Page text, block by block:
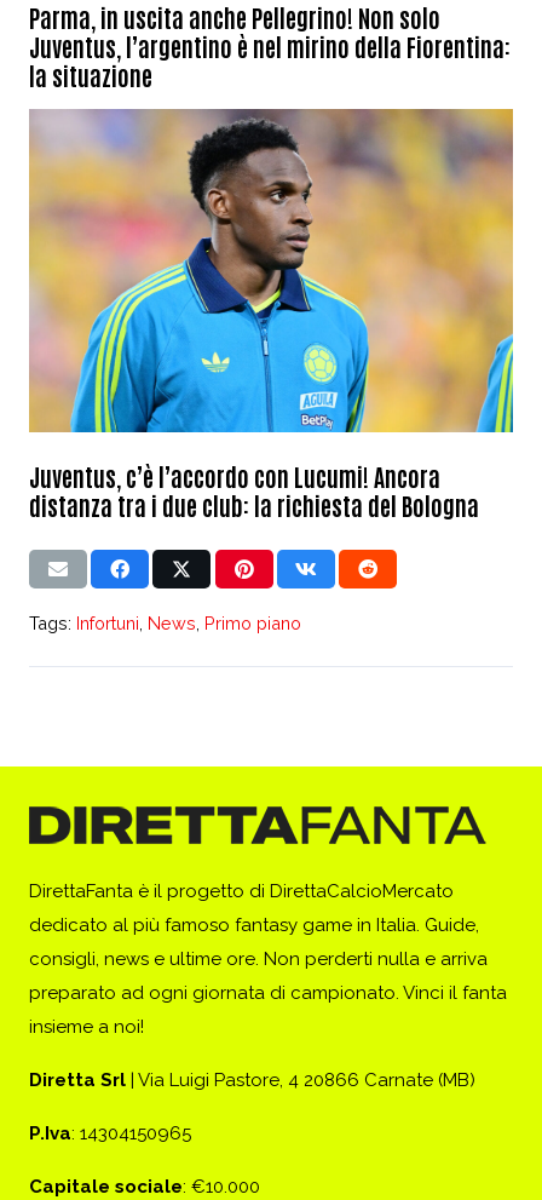
Parma, in uscita anche Pellegrino! Non solo
Juventus, l’argentino è nel mirino della Fiorentina:
la situazione
Juventus, c’è l’accordo con Lucumi! Ancora
distanza tra i due club: la richiesta del Bologna
Tags: Infortuni News Primo piano
DirettaFanta è il progetto di DirettaCalcioMercato
dedicato al più famoso fantasy game in Italia. Guide,
consigli, news e ultime ore. Non perderti nulla e arriva
preparato ad ogni giornata di campionato. Vinci il fanta
insieme a noi!
Diretta Srl | Via Luigi Pastore, 4 20866 Carnate (MB)
P.Iva: 14304150965
Capitale sociale: €10.000